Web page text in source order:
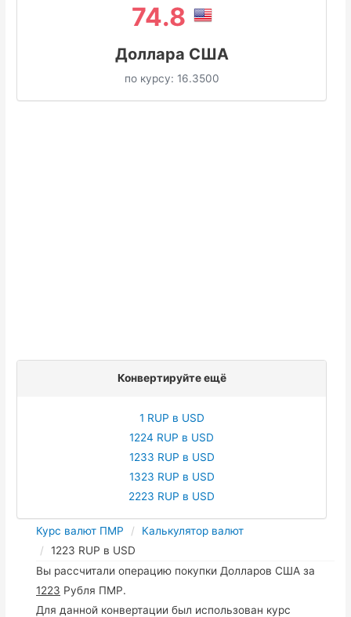
74.8
Доллара США
по курсу: 16.3500
Конвертируйте ещё
1 RUP в USD
1224 RUP в USD
1233 RUP в USD
1323 RUP в USD
2223 RUP в USD
Курс валют ПМР
Калькулятор валют
1223 RUP в USD
Вы рассчитали операцию покупки Долларов США за
1223 Рубля ПМР.
Для данной конвертации был использован курс